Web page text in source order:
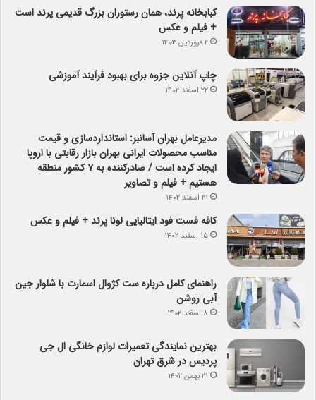
کبابخانه پرند، همان رستوران بزرگ قدیمی پرند است
+ فیلم و عکس
۲ فروردین ۱۴۰۳
چاپ آنلاین جزوه برای بهبود فرآیند آموزشی
۲۲ اسفند ۱۴۰۲
مدیرعامل بهران آسانبر: استانداردسازی و قیمت
مناسب محصولات ایرانی بهران بازار رقابتی با اروپا
ایجاد کرده است / صادرکننده به ۷ کشور منطقه
هستیم + فیلم و تصاویر
۲۱ اسفند ۱۴۰۲
کافه فست فود ایتالیایی لونا پرند + فیلم و عکس
۱۵ اسفند ۱۴۰۲
راهنمای کامل درباره ست کژوال اسمارت با شلوار جین
آبی روشن
۸ اسفند ۱۴۰۲
بهترین نمایندگی تعمیرات لوازم خانگی ال جی
پردیس در شرق تهران
۲۱ بهمن ۱۴۰۲